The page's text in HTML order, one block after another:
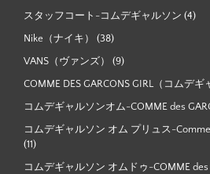
スタッフコート-コムデギャルソン (4)
Nike（ナイキ） (38)
VANS（ヴァンズ） (9)
COMME DES GARCONS GIRL（コムデギ
コムデギャルソンオム-COMME des
コムデギャルソン オム プリュス-
(11)
コムデギャルソン オムドゥ-COMME des